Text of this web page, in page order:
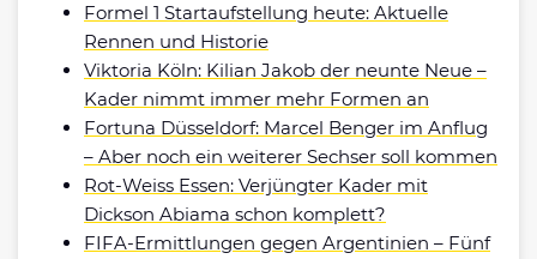
Formel 1 Startaufstellung heute: Aktuelle
Rennen und Historie
Viktoria Köln: Kilian Jakob der neunte Neue –
Kader nimmt immer mehr Formen an
Fortuna Düsseldorf: Marcel Benger im Anflug
– Aber noch ein weiterer Sechser soll kommen
Rot-Weiss Essen: Verjüngter Kader mit
Dickson Abiama schon komplett?
FIFA-Ermittlungen gegen Argentinien – Fünf